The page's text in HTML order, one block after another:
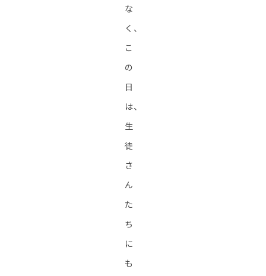
な
く、
こ
の
日
は、
生
徒
さ
ん
た
ち
に
も